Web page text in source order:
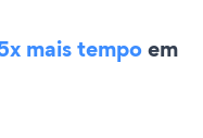
mais tempoem